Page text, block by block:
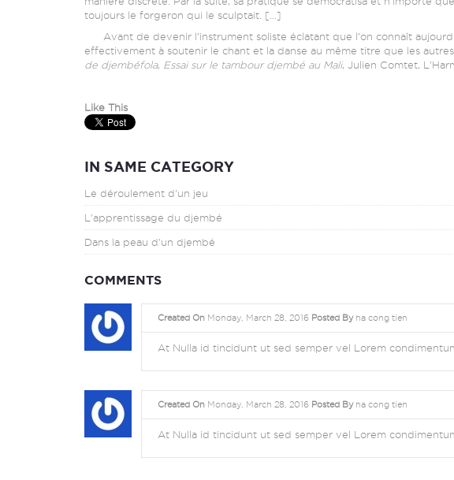
toujours le forgeron qui le sculptait. […]
Avant de devenir l’instrument soliste éclatant que l’on connaît
effectivement à soutenir le chant et la danse au même titre que les
de djembéfola, Essai sur le tambour djembé au Mali, Julien Comtet,
Like This
IN SAME CATEGORY
Le déroulement d'un jeu
L'apprentissage du djembé
Dans la peau d'un djembé
COMMENTS
Created On Monday, March 28, 2016 Posted By ha cong tien
At Nulla id tincidunt ut sed semper vel Lorem
Created On Monday, March 28, 2016 Posted By ha cong tien
At Nulla id tincidunt ut sed semper vel Lorem